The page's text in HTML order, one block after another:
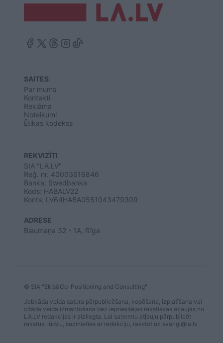
SAITES
Par mums
Kontakti
Reklāma
Noteikumi
Ētikas kodekss
REKVIZĪTI
SIA "LA.LV"
Reģ. nr. 40003616846
Banka: Swedbanka
Kods: HABALV22
Konts: LV64HABA0551043479309
ADRESE
Blaumaņa 32 - 1A, Rīga
© SIA "Ekis&Co-Positioning and Consulting"
Jebkāda veida satura pārpublicēšana, kopēšana, izplatīšana vai
citāda veida izmantošana bez iepriekšējas rakstiskas atļaujas no
LA.LV redakcijas ir aizliegta. Lai saņemtu atļauju pārpublicēt
rakstus, lūdzu, sazinieties ar redakciju, rakstot uz svarigi@la.lv